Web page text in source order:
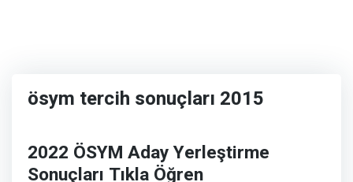
ösym tercih sonuçları 2015
2022 ÖSYM Aday Yerleştirme
Sonuçları Tıkla Öğren